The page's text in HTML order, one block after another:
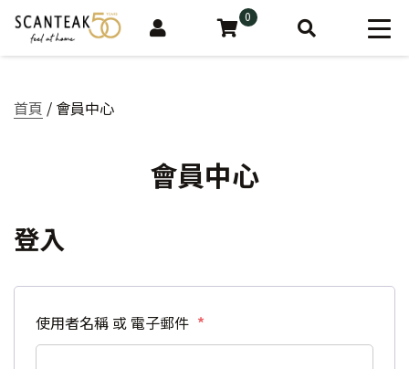
0
首頁 / 會員中心
會員中心
登入
使用者名稱 或 電子郵件 *必填